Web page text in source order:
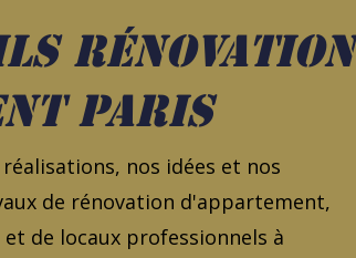
rénovation
Paris
nos idées et nos
de rénovation d'appartement,
de locaux professionnels à